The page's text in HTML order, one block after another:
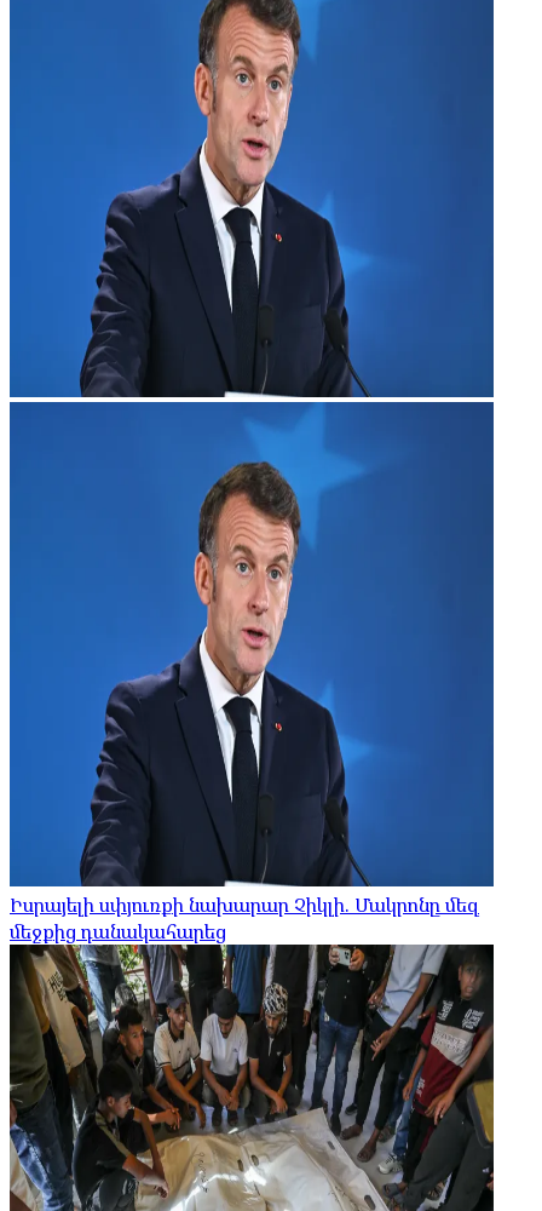
Իսրայելի սփյուռքի նախարար Չիկլի. Մակրոնը մեզ
մեջքից դանակահարեց